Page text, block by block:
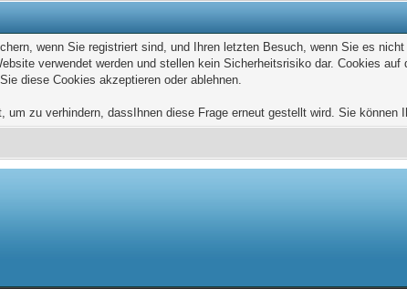
wenn Sie registriert sind, und Ihren letzten Besuch, wenn Sie es
verwendet werden und stellen kein Sicherheitsrisiko dar. Cookies
diese Cookies akzeptieren oder ablehnen.
zu verhindern, dassIhnen diese Frage erneut gestellt wird. Sie